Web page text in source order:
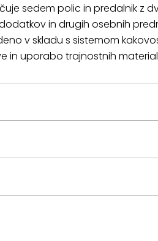
sedem polic in predalnik z
in drugih osebnih
v skladu s sistemom
in uporabo trajnostnih